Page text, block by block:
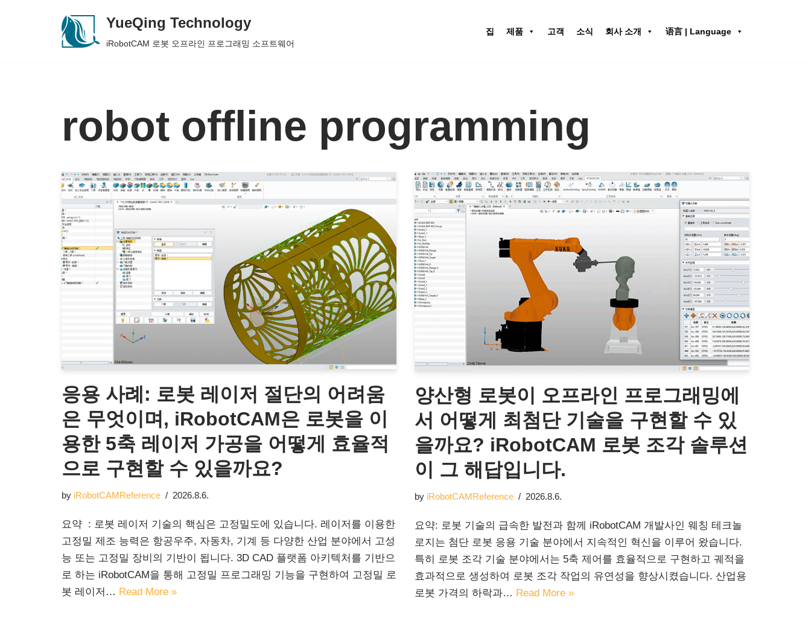
YueQing Technology
iRobotCAM 로봇 오프라인 프로그래밍 소프트웨어
집 제품 고객 소식 회사 소개 语言 | Language
robot offline programming
응용 사례: 로봇 레이저 절단의 어려움
은 무엇이며, iRobotCAM은 로봇을 이
용한 5축 레이저 가공을 어떻게 효율적
으로 구현할 수 있을까요?
by iRobotCAMReference 2026.8.6.
요약 : 로봇 레이저 기술의 핵심은 고정밀도에 있습니다. 레이저를 이용한
고정밀 제조 능력은 항공우주, 자동차, 기계 등 다양한 산업 분야에서 고성
능 또는 고정밀 장비의 기반이 됩니다. 3D CAD 플랫폼 아키텍처를 기반으
로 하는 iRobotCAM을 통해 고정밀 프로그래밍 기능을 구현하여 고정밀 로
봇 레이저… Read More »
양산형 로봇이 오프라인 프로그래밍에
서 어떻게 최첨단 기술을 구현할 수 있
을까요? iRobotCAM 로봇 조각 솔루션
이 그 해답입니다.
by iRobotCAMReference 2026.8.6.
요약: 로봇 기술의 급속한 발전과 함께 iRobotCAM 개발사인 웨칭 테크놀
로지는 첨단 로봇 응용 기술 분야에서 지속적인 혁신을 이루어 왔습니다.
특히 로봇 조각 기술 분야에서는 5축 제어를 효율적으로 구현하고 궤적을
효과적으로 생성하여 로봇 조각 작업의 유연성을 향상시켰습니다. 산업용
로봇 가격의 하락과… Read More »